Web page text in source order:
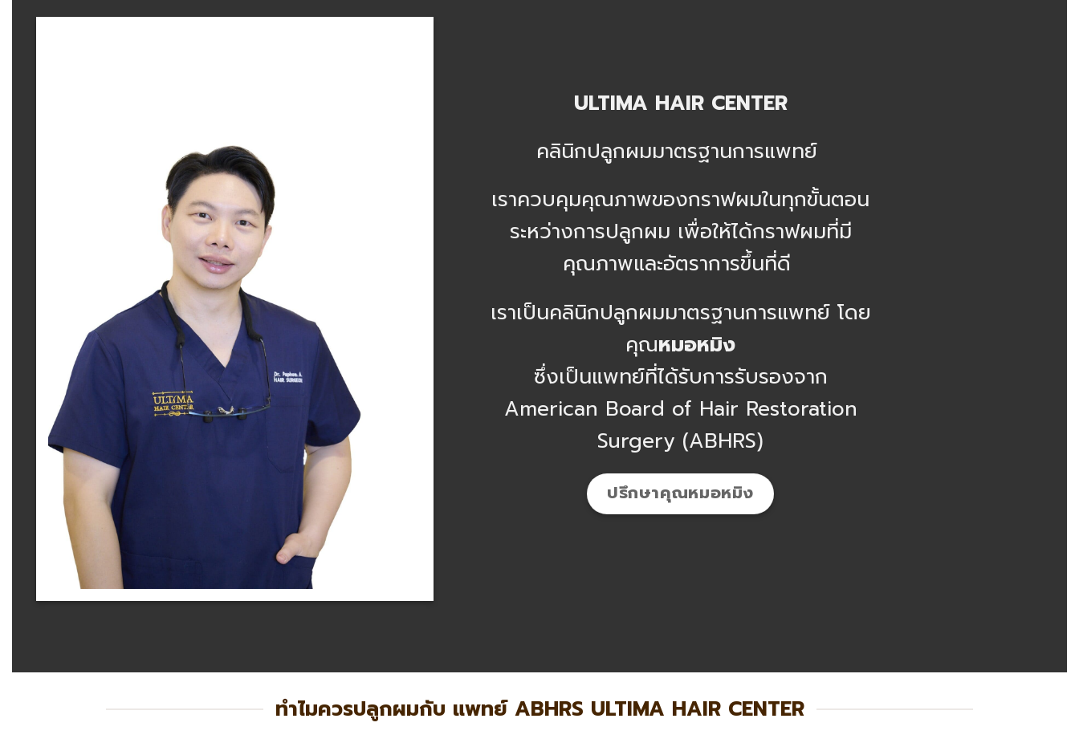
ULTIMA HAIR CENTER
คลินิกปลูกผมมาตรฐานการแพทย์
เราควบคุมคุณภาพของกราฟผมในทุกขั้นตอน
ระหว่างการปลูกผม เพื่อให้ได้กราฟผมที่มี
คุณภาพและอัตราการขึ้นที่ดี
เราเป็นคลินิกปลูกผมมาตรฐานการแพทย์ โดย
คุณหมอหมิง
ซึ่งเป็นแพทย์ที่ได้รับการรับรองจาก
American Board of Hair Restoration
Surgery (ABHRS)
ปรึกษาคุณหมอหมิง
ทำไมควรปลูกผมกับ แพทย์ ABHRS ULTIMA HAIR CENTER